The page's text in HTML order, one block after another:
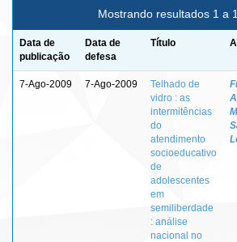
Mostrando resultados 1 a
Data de
publicação
Data de
defesa
Título
7-Ago-2009 7-Ago-2009
Telhado de
vidro : as
intermitências
do
atendimento
socioeducativo
de
adolescentes
em
semiliberdade
: análise
nacional no